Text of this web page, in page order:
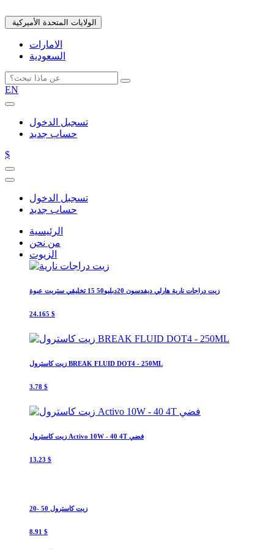
الولايات المتحدة الأميركية
الامارات
السعودية
EN
تسجبل الدخول
حساب جديد
$
تسجبل الدخول
حساب جديد
الرئيسية
من نحن
الزيوت
زيت دراجات نارية هارلي ديفدسون 20دبليو50 15 تخليقي ستريت عبوة
24.165 $
زيت كاسترول BREAK FLUID DOT4 - 250ML
3.78 $
زيت كاسترول Activo 10W - 40 4T فضي
13.23 $
زيت كاسترول 50 -20
8.91 $